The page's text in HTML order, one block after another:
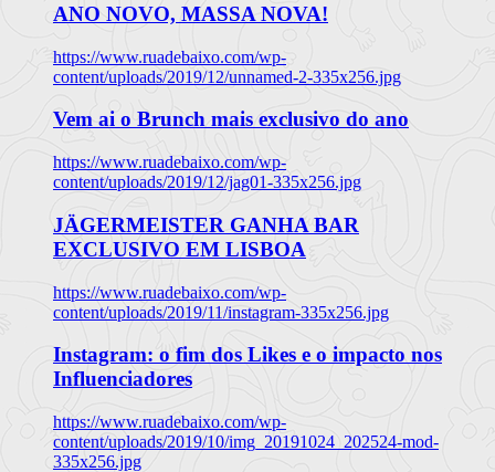
ANO NOVO, MASSA NOVA!
https://www.ruadebaixo.com/wp-
content/uploads/2019/12/unnamed-2-335x256.jpg
Vem ai o Brunch mais exclusivo do ano
https://www.ruadebaixo.com/wp-
content/uploads/2019/12/jag01-335x256.jpg
JÄGERMEISTER GANHA BAR
EXCLUSIVO EM LISBOA
https://www.ruadebaixo.com/wp-
content/uploads/2019/11/instagram-335x256.jpg
Instagram: o fim dos Likes e o impacto nos
Influenciadores
https://www.ruadebaixo.com/wp-
content/uploads/2019/10/img_20191024_202524-mod-
335x256.jpg